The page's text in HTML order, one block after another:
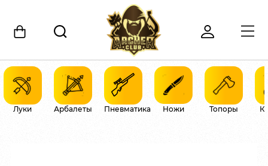
Луки Арбалеты Пневматика Ножи Топоры